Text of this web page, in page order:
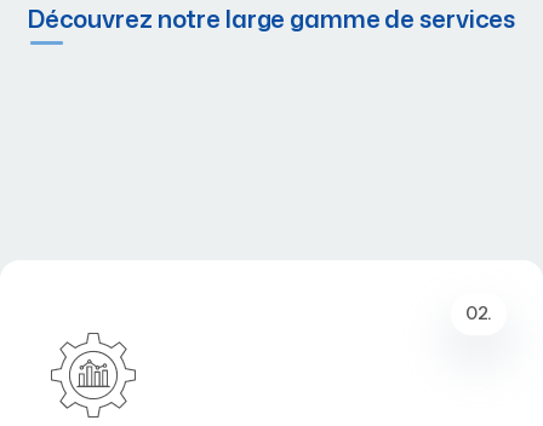
Découvrez notre large gamme de services
02.